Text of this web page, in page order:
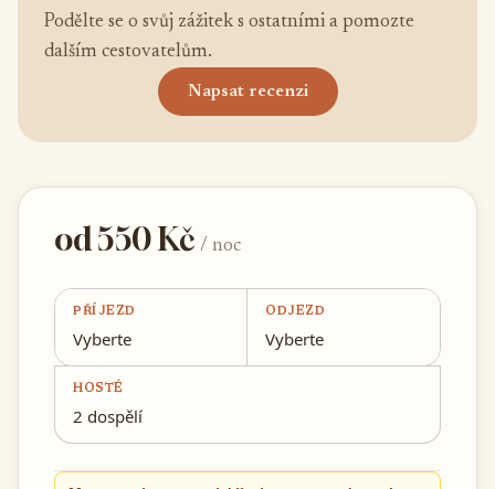
Podělte se o svůj zážitek s ostatními a pomozte
dalším cestovatelům.
Napsat recenzi
od 550 Kč/ noc
PŘÍJEZD
Vyberte
ODJEZD
Vyberte
HOSTÉ
2 dospělí